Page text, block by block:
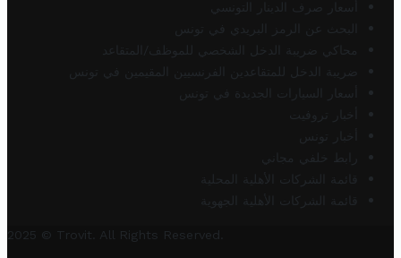
أسعار صرف الدينار التونسي
البحث عن الرمز البريدي في تونس
محاكي ضريبة الدخل الشخصي للموظف/المتقاعد
ضريبة الدخل للمتقاعدين الفرنسيين المقيمين في تونس
أسعار السيارات الجديدة في تونس
أخبار تروفيت
أخبار تونس
رابط خلفي مجاني
قائمة الشركات الأهلية المحلية
قائمة الشركات الأهلية الجهوية
2025 © Trovit. All Rights Reserved.